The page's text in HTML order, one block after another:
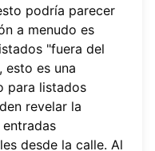
podría parecer
a menudo es
"fuera del
esto es una
para listados
revelar la
desde la calle. Al